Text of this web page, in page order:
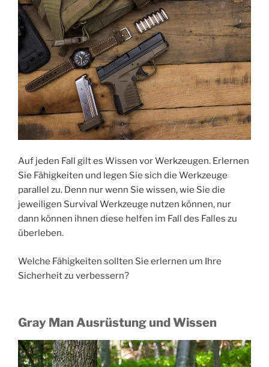
Auf jeden Fall gilt es Wissen vor Werkzeugen. Erlernen
Sie Fähigkeiten und legen Sie sich die Werkzeuge
parallel zu. Denn nur wenn Sie wissen, wie Sie die
jeweiligen Survival Werkzeuge nutzen können, nur
dann können ihnen diese helfen im Fall des Falles zu
überleben.
Welche Fähigkeiten sollten Sie erlernen um Ihre
Sicherheit zu verbessern?
Gray Man Ausrüstung und Wissen